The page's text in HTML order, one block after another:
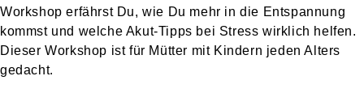
Workshop erfährst Du, wie Du mehr in die Entspannung
kommst und welche Akut-Tipps bei Stress wirklich helfen.
Dieser Workshop ist für Mütter mit Kindern jeden Alters
gedacht.